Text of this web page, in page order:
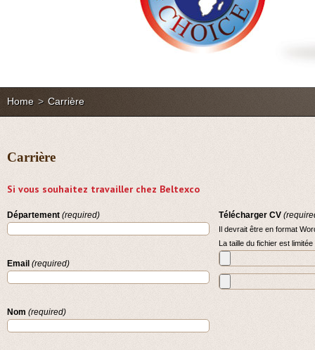
Home > Carrière
Carrière
Si vous souhaitez travailler chez Beltexco
Département (required)
Email (required)
Nom (required)
Télécharger CV
Il devrait être en format
La taille du fichier est limitée